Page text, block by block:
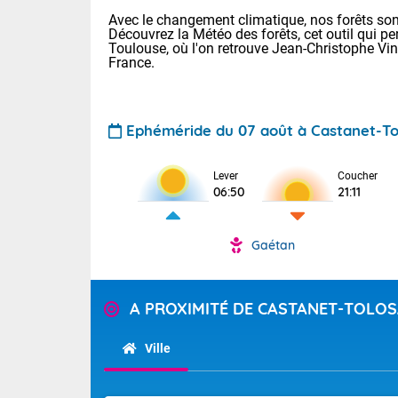
Avec le changement climatique, nos forêts
Découvrez la Météo des forêts, cet outil qui
Toulouse, où l'on retrouve Jean-Christophe
France.
Ephéméride du 07 août à Castanet-
Lever
06:50
Coucher
21:11
Gaétan
A PROXIMITÉ DE CASTANET-
Ville
Voici les
22/14 Paris :
Clermont-Fd
Limoges :
Lille : 25/15
Très
(74), Var